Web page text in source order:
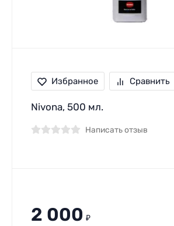
Избранное Сравнить
Nivona, 500 мл.
Написать отзыв
2 000 ₽